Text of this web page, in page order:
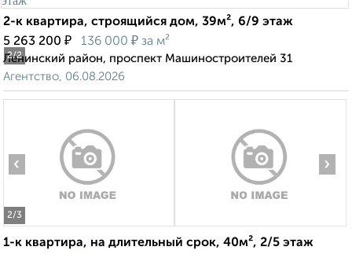
2/2
2-к квартира, строящийся дом, 39м², 6/9 этаж
5 263 200 ₽ 136 000 ₽ за м²
Ленинский район, проспект Машиностроителей 31
Агентство, 06.08.2026
2/3
‹ ›
1-к квартира, на длительный срок, 40м², 2/5 этаж